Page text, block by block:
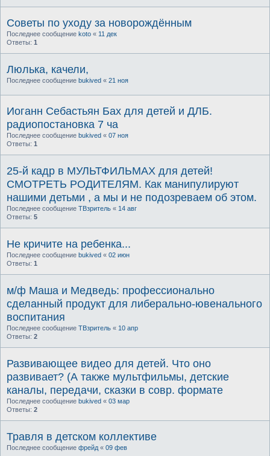
Советы по уходу за новорождённым
Последнее сообщение koto « 11 дек
Ответы: 1
Люлька, качели,
Последнее сообщение bukived « 21 ноя
Иоганн Себастьян Бах для детей и ДЛБ.
радиопостановка 7 ча
Последнее сообщение bukived « 07 ноя
Ответы: 1
25-й кадр в МУЛЬТФИЛЬМАХ для детей!
СМОТРЕТЬ РОДИТЕЛЯМ. Как манипулируют
нашими детьми , а мы и не подозреваем об этом.
Последнее сообщение ТВзритель « 14 авг
Ответы: 5
Не кричите на ребенка...
Последнее сообщение bukived « 02 июн
Ответы: 1
м/ф Маша и Медведь: профессионально
сделанный продукт для либерально-ювенального
воспитания
Последнее сообщение ТВзритель « 10 апр
Ответы: 2
Развивающее видео для детей. Что оно
развивает? (А также мультфильмы, детские
каналы, передачи, сказки в совр. формате
Последнее сообщение bukived « 03 мар
Ответы: 2
Травля в детском коллективе
Последнее сообщение фрейд « 09 фев